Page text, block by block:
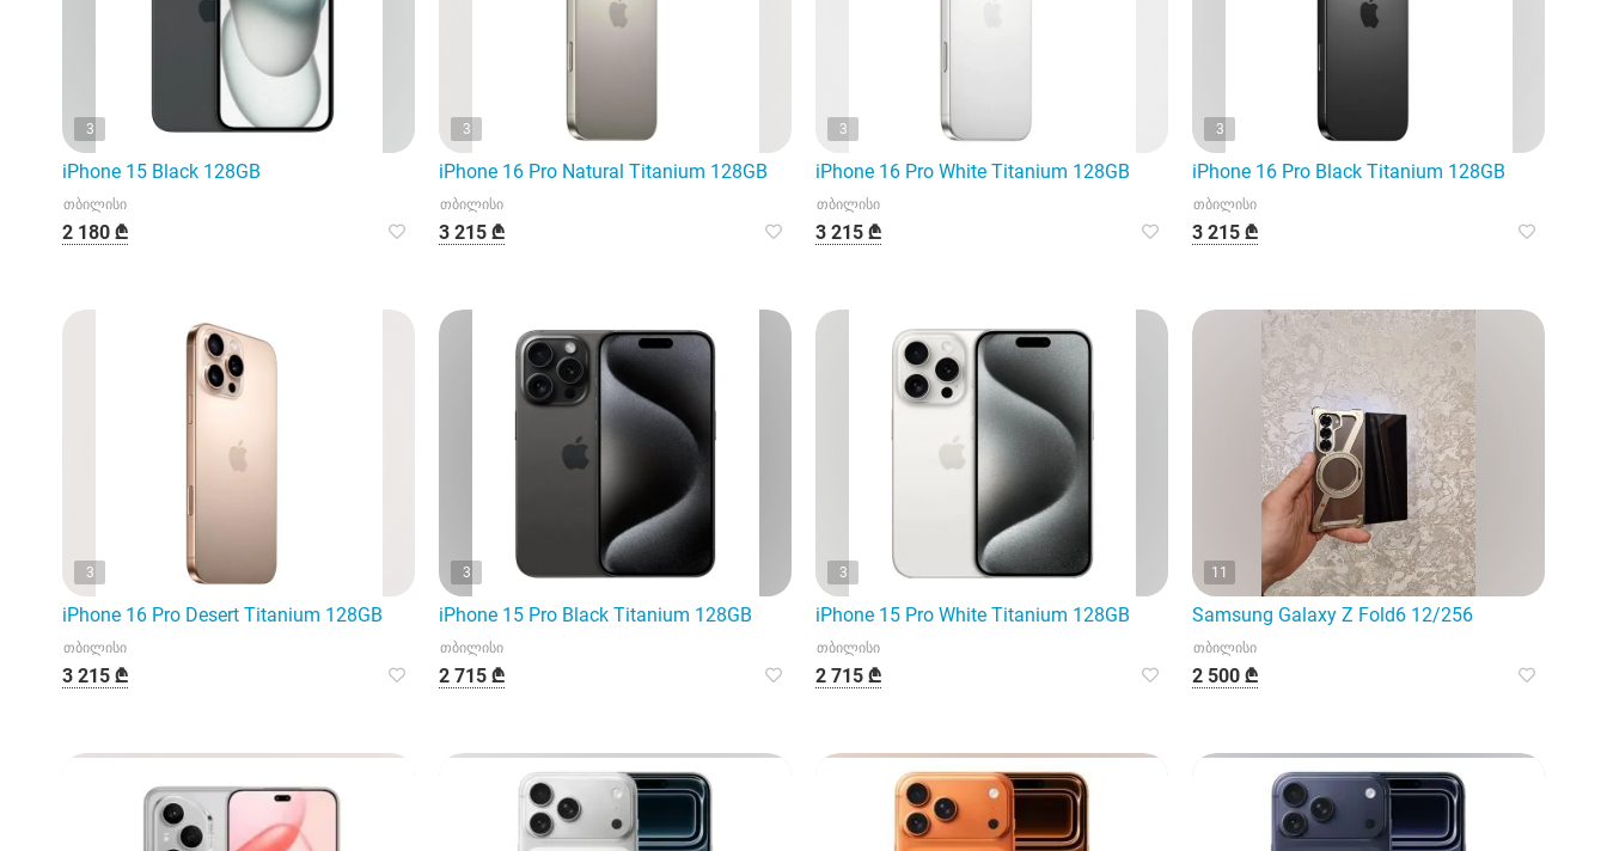
3
iPhone 15 Black 128GB
თბილისი
2 180 ₾
3
iPhone 16 Pro Natural Titanium 128GB
თბილისი
3 215 ₾
3
iPhone 16 Pro White Titanium 128GB
თბილისი
3 215 ₾
3
iPhone 16 Pro Black Titanium 128GB
თბილისი
3 215 ₾
3
iPhone 16 Pro Desert Titanium 128GB
თბილისი
3 215 ₾
3
iPhone 15 Pro Black Titanium 128GB
თბილისი
2 715 ₾
3
iPhone 15 Pro White Titanium 128GB
თბილისი
2 715 ₾
11
Samsung Galaxy Z Fold6 12/256
თბილისი
2 500 ₾